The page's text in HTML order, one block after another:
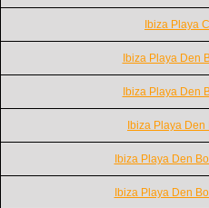
Ibiza Playa
Ibiza Playa Den
Ibiza Playa Den
Ibiza Playa
Ibiza Playa Den
Ibiza Playa Den